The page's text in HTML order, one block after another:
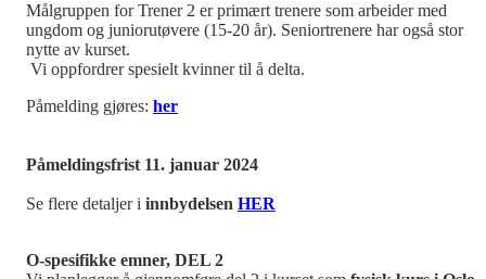
Målgruppen for Trener 2 er primært trenere som arbeider med
ungdom og juniorutøvere (15-20 år). Seniortrenere har også stor
nytte av kurset.
Vi oppfordrer spesielt kvinner til å delta.
Påmelding gjøres: her
Påmeldingsfrist 11. januar 2024
Se flere detaljer i innbydelsen HER
O-spesifikke emner, DEL 2